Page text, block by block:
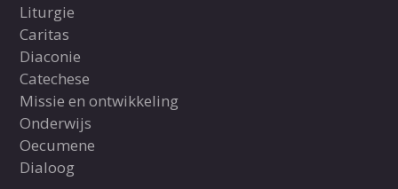
Liturgie
Caritas
Diaconie
Catechese
Missie en ontwikkeling
Onderwijs
Oecumene
Dialoog